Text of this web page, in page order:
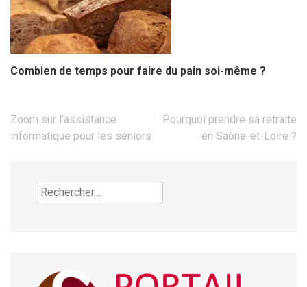
Combien de temps pour faire du pain soi-même ?
Navigation
de
Zoom sur l’assistance
informatique pour les seniors
Pourquoi prendre sa retraite
en Saône-et-Loire ?
Rechercher :